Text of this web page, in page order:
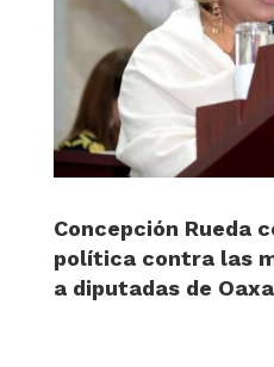
Concepción Rueda
política contra las
a diputadas de